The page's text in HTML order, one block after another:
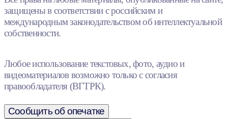
защищены в соответствии с российским и
международным законодательством об интеллектуальной
собственности.
Любое использование текстовых, фото, аудио и
видеоматериалов возможно только с согласия
правообладателя (ВГТРК).
Сообщить об опечатке